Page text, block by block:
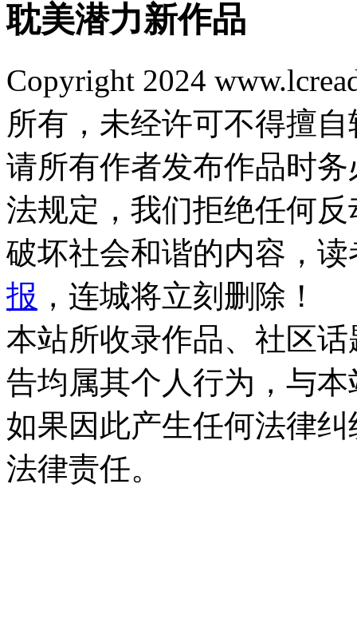
耽美潜力新作品
Copyright 2024
所有，未经许可不得擅
请所有作者发布作品时
法规定，我们拒绝任何
破坏社会和谐的内容，
报 ，连城将立刻删除！
本站所收录作品、社区
告均属其个人行为，与
如果因此产生任何法律
法律责任。